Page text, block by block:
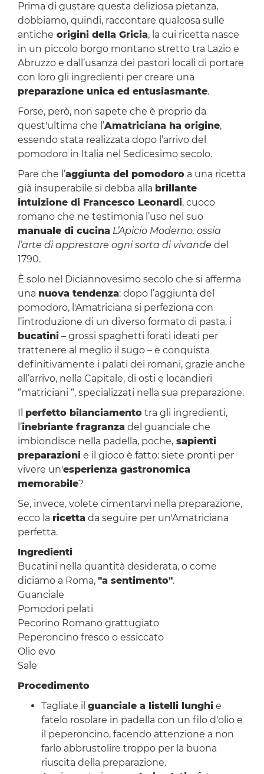
Prima di gustare questa deliziosa pietanza,
dobbiamo, quindi, raccontare qualcosa sulle
antiche origini della Gricia, la cui ricetta nasce
in un piccolo borgo montano stretto tra Lazio e
Abruzzo e dall’usanza dei pastori locali di portare
con loro gli ingredienti per creare una
preparazione unica ed entusiasmante.
Forse, però, non sapete che è proprio da
quest'ultima che l’Amatriciana ha origine,
essendo stata realizzata dopo l’arrivo del
pomodoro in Italia nel Sedicesimo secolo.
Pare che l’aggiunta del pomodoroa una ricetta
già insuperabile si debba alla brillante
intuizione di Francesco Leonardi, cuoco
romano che ne testimonia l’uso nel suo
manuale di cucina L’Apicio Moderno, ossia
l’arte di apprestare ogni sorta di vivande del
1790.
È solo nel Diciannovesimo secolo che si afferma
una nuova tendenza: dopo l’aggiunta del
pomodoro, l'Amatriciana si perfeziona con
l’introduzione di un diverso formato di pasta, i
bucatini– grossi spaghetti forati ideati per
trattenere al meglio il sugo – e conquista
definitivamente i palati dei romani, grazie anche
all’arrivo, nella Capitale, di osti e locandieri
“matriciani “, specializzati nella sua preparazione.
perfetto bilanciamentotra gli ingredienti,
l’inebriante fragranza del guanciale che
imbiondisce nella padella, poche,sapienti
preparazionie il gioco è fatto: siete pronti per
vivere un'esperienza gastronomica
memorabile?
Se, invece, volete cimentarvi nella preparazione,
ecco la ricetta da seguire per un'Amatriciana
perfetta.
Ingredienti
Bucatini nella quantità desiderata, o come
diciamo a Roma, "a sentimento".
Guanciale
Pomodori pelati
Pecorino Romano grattugiato
Peperoncino fresco o essiccato
Olio evo
Sale
Procedimento
Tagliate il guanciale a listelli lunghie
fatelo rosolare in padella con un filo d'olio e
il peperoncino, facendo attenzione a non
farlo abbrustolire troppo per la buona
riuscita della preparazione.